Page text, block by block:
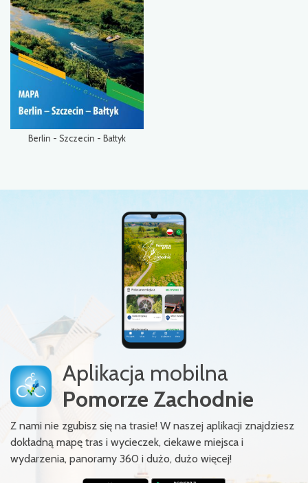
Berlin - Szczecin - Bałtyk
Aplikacja mobilna
Pomorze Zachodnie
Z nami nie zgubisz się na trasie! W naszej aplikacji znajdziesz
dokładną mapę tras i wycieczek, ciekawe miejsca i
wydarzenia, panoramy 360 i dużo, dużo więcej!